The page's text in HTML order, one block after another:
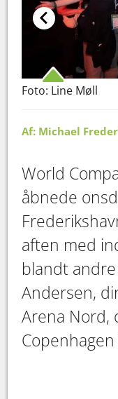
Foto: Line Møll
Af: Michael
World
åbnede
aften med
blandt
Andersen,
Arena Nord,